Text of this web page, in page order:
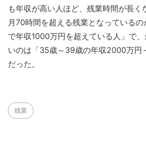
も年収が高い人ほど、残業時間が長く
月70時間を超える残業となっている
で年収1000万円を超えている人」で
いのは「35歳～39歳の年収2000万円
だった。
残業